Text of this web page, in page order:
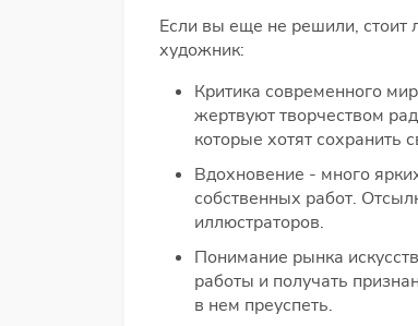
Если вы еще не решили, стоит
художник:
Критика современного
жертвуют творчеством
которые хотят сохранить
Вдохновение - много
собственных работ.
иллюстраторов.
Понимание рынка
работы и получать
в нем преуспеть.